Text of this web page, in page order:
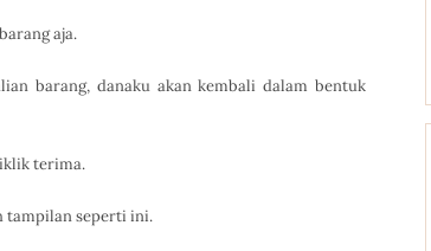
aja.
barang, danaku akan kembali dalam bentuk
terima.
tampilan seperti ini.